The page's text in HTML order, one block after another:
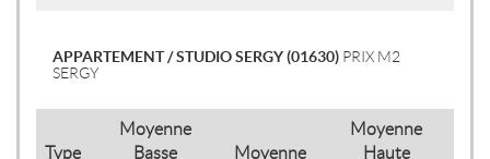
APPARTEMENT / STUDIO SERGY (01630) PRIX M2
SERGY
Type
Moyenne
Basse
Moyenne
Moyenne
Haute